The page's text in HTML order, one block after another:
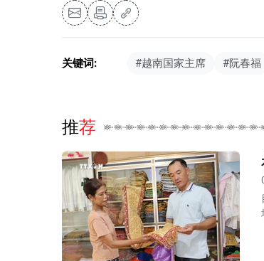
关键词: #越南国家主席 #阮春福
推荐